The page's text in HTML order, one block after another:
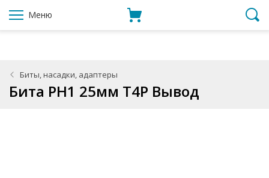
Меню
Биты, насадки, адаптеры
Бита PH1 25мм T4P Вывод